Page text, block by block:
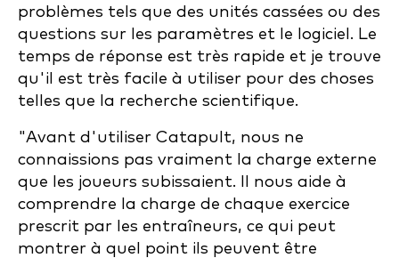
problèmes tels que des unités cassées ou des
questions sur les paramètres et le logiciel. Le
temps de réponse est très rapide et je trouve
qu'il est très facile à utiliser pour des choses
telles que la recherche scientifique.
"Avant d'utiliser Catapult, nous ne
connaissions pas vraiment la charge externe
que les joueurs subissaient. Il nous aide à
comprendre la charge de chaque exercice
prescrit par les entraîneurs, ce qui peut
montrer à quel point ils peuvent être